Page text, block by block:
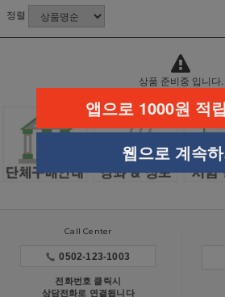
정렬
상품 준비중 입니다.
Call Center
0502-123-1003
전화번호 클릭시
상담전화로 연결됩니다
앱으로 1000원 적
웹으로 계속